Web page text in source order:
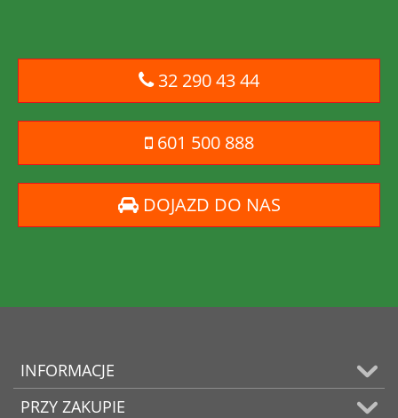
32 290 43 44
601 500 888
DOJAZD DO NAS
INFORMACJE
PRZY ZAKUPIE